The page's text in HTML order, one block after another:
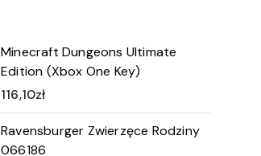
Minecraft Dungeons Ultimate
Edition (Xbox One Key)
116,10zł
Ravensburger Zwierzęce Rodziny
066186